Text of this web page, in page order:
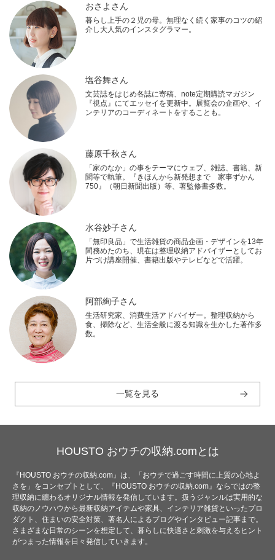
おさよさん
暮らし上手の２児の母。無理なく続く家事のコツの紹
介し大人気のインスタグラマー。
塩谷舞さん
文芸誌をはじめ各誌に寄稿、note定期購読マガジン
『視点』にてエッセイを更新中。展覧会の企画や、イ
ンテリアのコーディネートをすることも。
藤原千秋さん
「家のなか」の事をテーマにウェブ、雑誌、書籍、新
聞等で執筆。『きほんから新発想まで 家事ずかん
750』（朝日新聞出版）等、著監修書多数。
水谷妙子さん
「無印良品」で生活雑貨の商品企画・デザインを13年
間務めたのち、現在は整理収納アドバイザーとしてお
片づけ講座開催、書籍出版やテレビなどで活躍。
阿部絢子さん
生活研究家、消費生活アドバイザー。整理収納から
食、掃除など、生活全般に渡る知識を生かした著作多
数。
一覧を見る
HOUSTO おウチの収納.comとは
『HOUSTO おウチの収納.com』は、「おウチで過ごす時間に上質の心地よ
さを」をコンセプトとして、『HOUSTO おウチの収納.com』ならではの整
理収納に纏わるオリジナル情報を発信しています。扱うジャンルは実用的な
収納のノウハウから最新収納アイテムや家具、インテリア雑貨といったプロ
ダクト、住まいの安全対策、著名人によるブログやインタビュー記事まで。
さまざまな日常のシーンを想定して、暮らしに快適さと刺激を与えるヒント
がつまった情報を日々発信していきます。